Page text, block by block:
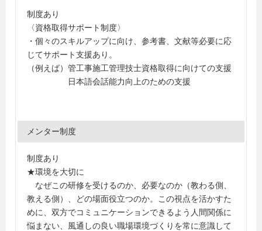
制度あり
〈資格取得サポート制度〉
・個々のスキルアップに向け、参考書、文献等必要に応
じてサポート支援あり。
（例えば）管工事施工管理技士資格取得に向けての支援
日本語会話能力向上のための支援
メンター制度
制度あり
★環境を大切に
なぜこの研修を受けるのか、必要なのか（教わる側、
教える側）、どの場面役立つのか。この視点を活かすた
めに、双方でコミュニケーションできるよう人間関係に
悩まない、風通しの良い職場環境づくりを常に意識して